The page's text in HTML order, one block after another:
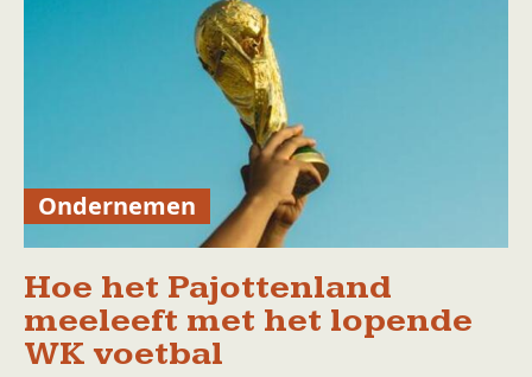
Ondernemen
Hoe het Pajottenland
meeleeft met het lopende
WK voetbal